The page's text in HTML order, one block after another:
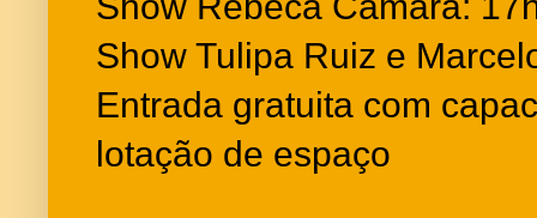
Show Tulipa Ruiz e
Entrada gratuita com
lotação de espaço